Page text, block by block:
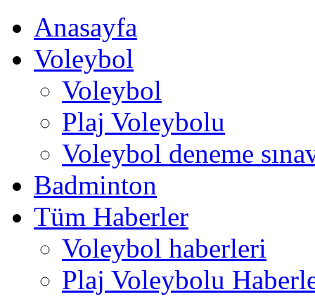
Anasayfa
Voleybol
Voleybol
Plaj Voleybolu
Voleybol deneme
Badminton
Tüm Haberler
Voleybol haberleri
Plaj Voleybolu